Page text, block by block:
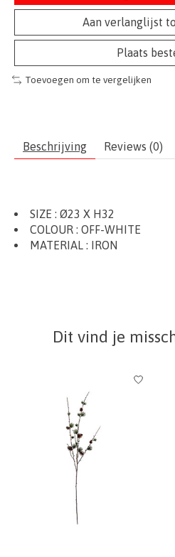
Aan verlanglijst
Plaats
Toevoegen om te vergelijken
Beschrijving Reviews (0)
SIZE : Ø23 X H32
COLOUR : OFF-WHITE
MATERIAL : IRON
Dit vind je
Items van productcarrousel